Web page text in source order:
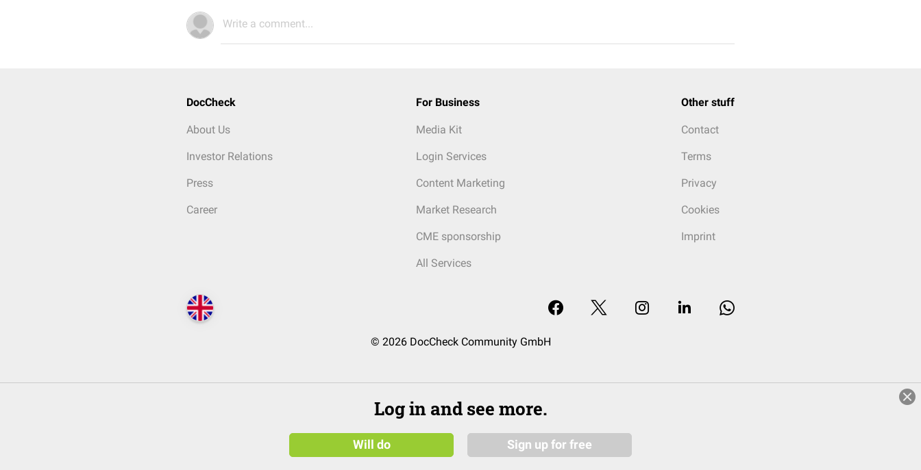
Write a comment...
DocCheck
About Us
Investor Relations
Press
Career
For Business
Media Kit
Login Services
Content Marketing
Market Research
CME sponsorship
All Services
Other stuff
Contact
Terms
Privacy
Cookies
Imprint
© 2026 DocCheck Community GmbH
Log in and see more.
Will do Sign up for free